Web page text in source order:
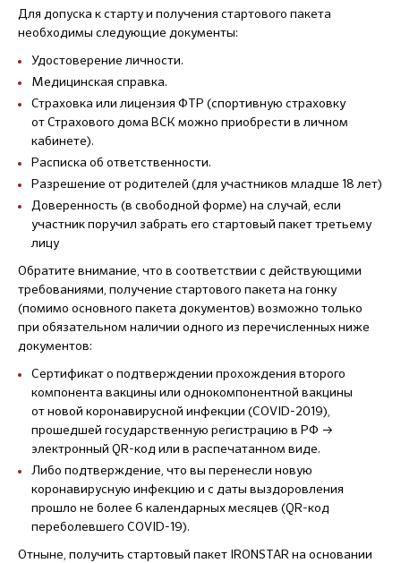
Для допуска к старту и получения стартового пакета
необходимы следующие документы:
Удостоверение личности.
Медицинская справка.
Страховка или лицензия ФТР (спортивную страховку
от Страхового дома ВСК можно приобрести в личном
кабинете).
Расписка об ответственности.
Разрешение от родителей (для участников младше 18 лет)
Доверенность (в свободной форме) на случай, если
участник поручил забрать его стартовый пакет третьему
лицу
Обратите внимание, что в соответствии с действующими
требованиями, получение стартового пакета на гонку
(помимо основного пакета документов) возможно только
при обязательном наличии одного из перечисленных ниже
документов:
Cертификат о подтверждении прохождения второго
компонента вакцины или однокомпонентной вакцины
от новой коронавирусной инфекции (COVID-2019),
прошедшей государственную регистрацию в РФ →
электронный QR-код или в распечатанном виде.
Либо подтверждение, что вы перенесли новую
коронавирусную инфекцию и с даты выздоровления
прошло не более 6 календарных месяцев (QR-код
переболевшего COVID-19).
Отныне, получить стартовый пакет IRONSTAR на основании